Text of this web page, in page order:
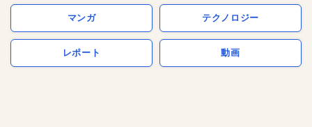
マンガ テクノロジー
レポート 動画